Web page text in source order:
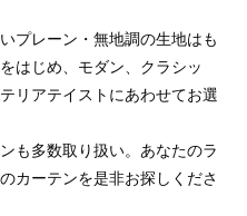
プレーン・無地調の生地はも
はじめ、モダン、クラシッ
リアテイストにあわせてお選
も多数取り扱い。あなたのラ
カーテンを是非お探しくださ